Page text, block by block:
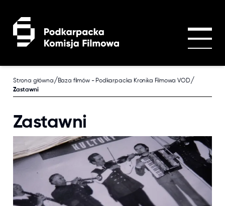
Strona główna/Baza filmów - Podkarpacka Kronika Filmowa VOD/
Zastawni
Zastawni